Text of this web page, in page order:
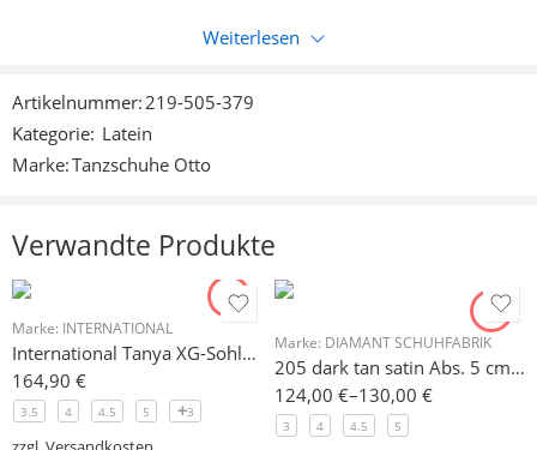
Nur eingeloggte Kunden, die dieses Produkt gekauft haben,
Rezensionen
Weiterlesen
Artikelnummer:219-505-379
Kategorie: Latein
Marke:Tanzschuhe Otto
Verwandte Produkte
Marke: INTERNATIONAL
International Tanya XG-Sohle, beige Satin 7,5 cm slim
164,90 €
3.5 4 4.5 5 3
Marke: DIAMANT SCHUHFABRIK
205 dark tan satin Abs. 5 cm Restpaare
124,00 €–130,00 €
3 4 4.5 5